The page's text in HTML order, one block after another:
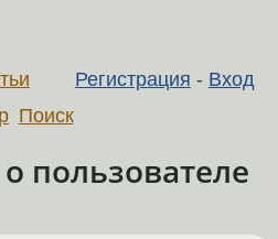
Регистрация - Вход
Поиск
пользователе